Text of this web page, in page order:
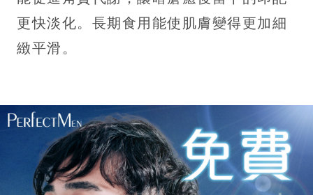
更快淡化。長期食用能使肌膚變得更加細
緻平滑。